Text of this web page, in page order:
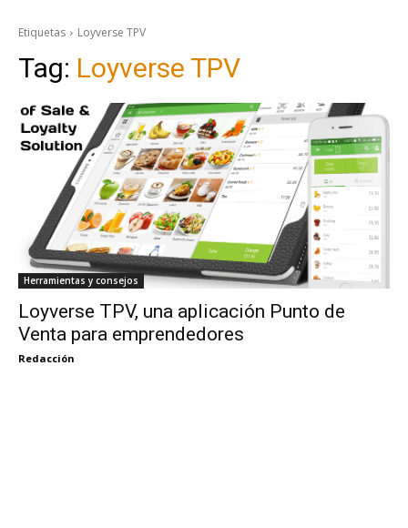
Etiquetas Loyverse TPV
Tag: Loyverse TPV
Herramientas y consejos
Loyverse TPV, una aplicación Punto de
Venta para emprendedores
Redacción